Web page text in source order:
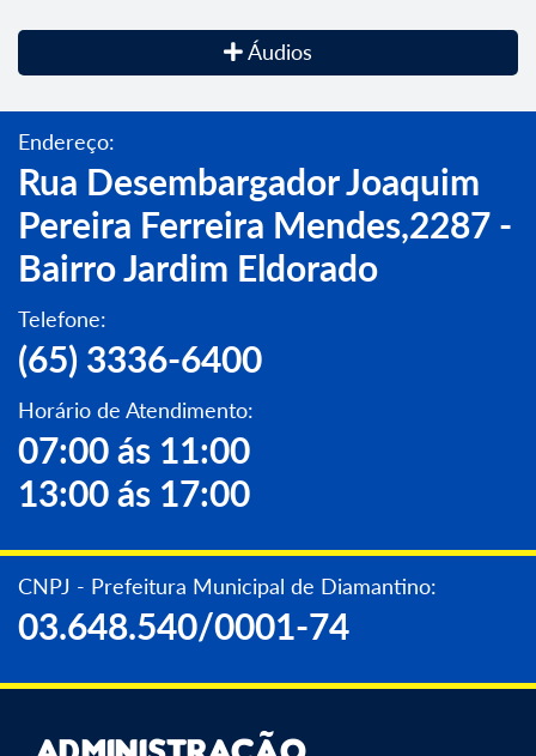
Áudios
Endereço:
Rua Desembargador Joaquim
Pereira Ferreira Mendes,2287 -
Bairro Jardim Eldorado
Telefone:
(65) 3336-6400
Horário de Atendimento:
07:00 ás 11:00
13:00 ás 17:00
CNPJ - Prefeitura Municipal de Diamantino:
03.648.540/0001-74